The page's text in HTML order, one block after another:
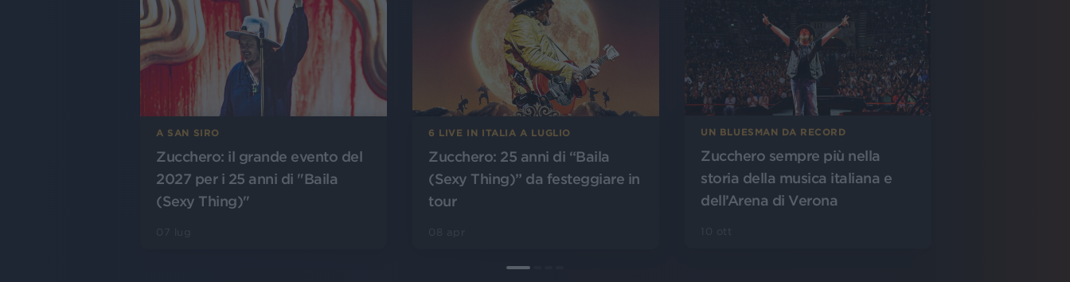
A SAN SIRO
Zucchero: il grande evento del
2027 per i 25 anni di "Baila
(Sexy Thing)"
6 LIVE IN ITALIA A LUGLIO
Zucchero: 25 anni di “Baila
(Sexy Thing)” da festeggiare in
tour
UN BLUESMAN DA RECORD
Zucchero sempre più nella
storia della musica italiana e
dell’Arena di Verona